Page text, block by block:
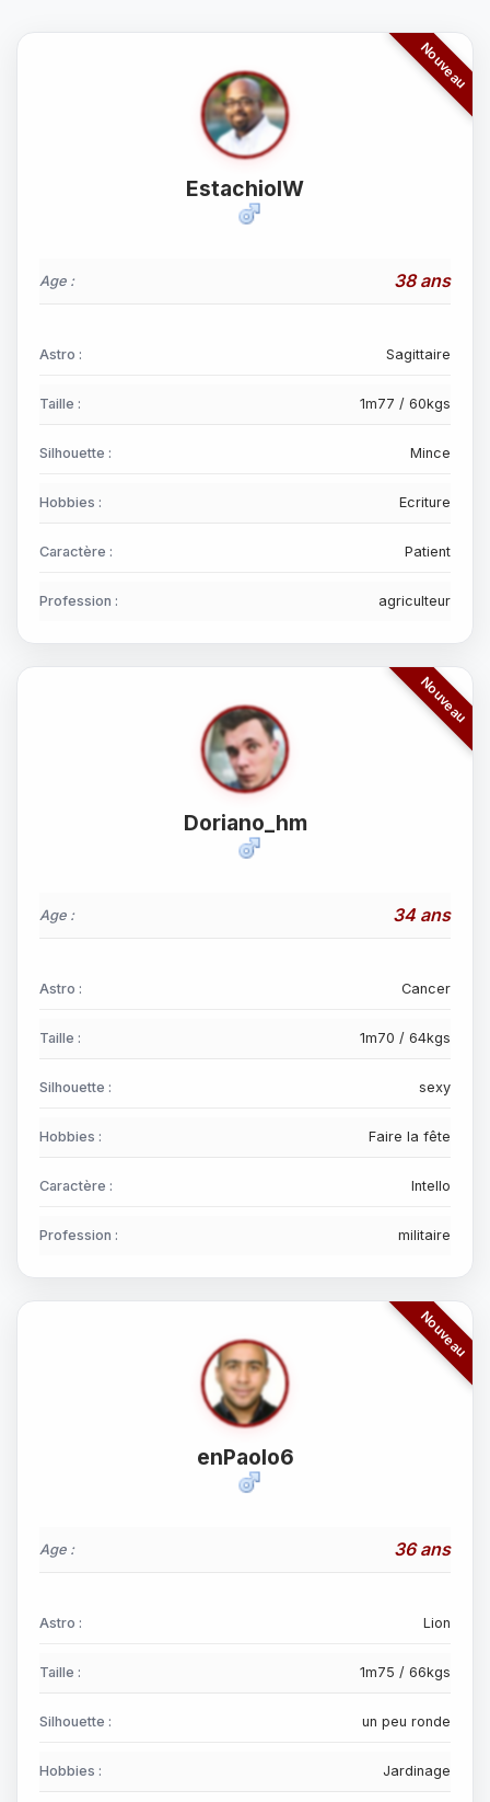
EstachiolW
Age : 38 ans
Astro : Sagittaire
Taille : 1m77 / 60kgs
Silhouette : Mince
Hobbies : Ecriture
Caractère : Patient
Profession : agriculteur
Doriano_hm
Age : 34 ans
Astro : Cancer
Taille : 1m70 / 64kgs
Silhouette : sexy
Hobbies : Faire la fête
Caractère : Intello
Profession : militaire
enPaolo6
Age : 36 ans
Astro : Lion
Taille : 1m75 / 66kgs
Silhouette : un peu ronde
Hobbies : Jardinage